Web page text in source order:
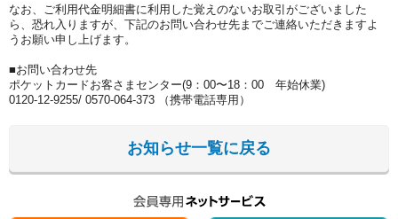
なお、ご利用代金明細書に利用した覚えのないお取引がございました
ら、恐れ入りますが、下記のお問い合わせ先までご連絡いただきますよ
うお願い申し上げます。
■お問い合わせ先
ポケットカードお客さまセンター(9：00〜18：00 年始休業)
0120-12-9255/ 0570-064-373 （携帯電話専用）
お知らせ一覧に戻る